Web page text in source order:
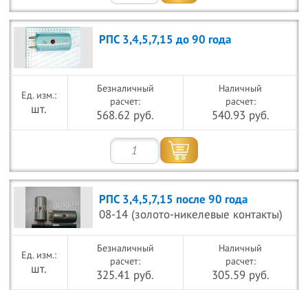
РПС 3,4,5,7,15 до 90 года
шт.
Безналичный
расчет:
568.62 руб.
Наличный
расчет:
540.93 руб.
РПС 3,4,5,7,15 после 90 года
08-14 (золото-никелевые контакты)
шт.
Безналичный
расчет:
325.41 руб.
Наличный
расчет:
305.59 руб.